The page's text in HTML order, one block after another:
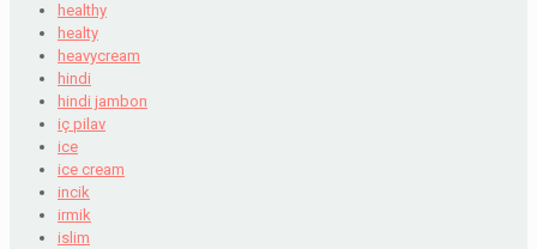
healthy
healty
heavycream
hindi
hindi jambon
iç pilav
ice
ice cream
incik
irmik
islim